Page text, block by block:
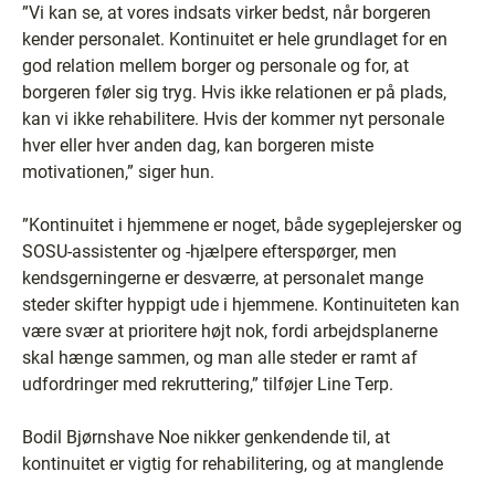
”Vi kan se, at vores indsats virker bedst, når borgeren
kender personalet. Kontinuitet er hele grundlaget for en
god relation mellem borger og personale og for, at
borgeren føler sig tryg. Hvis ikke relationen er på plads,
kan vi ikke rehabilitere. Hvis der kommer nyt personale
hver eller hver anden dag, kan borgeren miste
motivationen,” siger hun.
”Kontinuitet i hjemmene er noget, både sygeplejersker og
SOSU-assistenter og -hjælpere efterspørger, men
kendsgerningerne er desværre, at personalet mange
steder skifter hyppigt ude i hjemmene. Kontinuiteten kan
være svær at prioritere højt nok, fordi arbejdsplanerne
skal hænge sammen, og man alle steder er ramt af
udfordringer med rekruttering,” tilføjer Line Terp.
Bodil Bjørnshave Noe nikker genkendende til, at
kontinuitet er vigtig for rehabilitering, og at manglende